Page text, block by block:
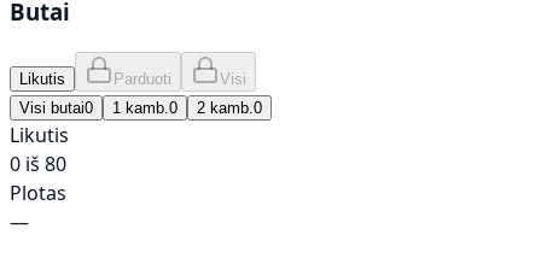
Butai
Likutis Parduoti
Visi
Visi butai0 1 kamb. 0 2 kamb. 0
Likutis
0 iš 80
Plotas
—